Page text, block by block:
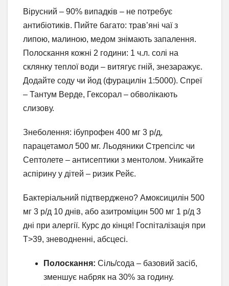
Вірусний – 90% випадків – не потребує
антибіотиків. Пийте багато: трав’яні чаї з
липою, малиною, медом знімають запалення.
Полоскання кожні 2 години: 1 ч.л. солі на
склянку теплої води – витягує гній, знезаражує.
Додайте соду чи йод (фурацилін 1:5000). Спреї
– Тантум Верде, Гексорал – обволікають
слизову.
Знеболення: ібупрофен 400 мг 3 р/д,
парацетамол 500 мг. Льодяники Стрепсілс чи
Септолете – антисептики з ментолом. Уникайте
аспірину у дітей – ризик Рейє.
Бактеріальний підтверджено? Амоксицилін 500
мг 3 р/д 10 днів, або азитроміцин 500 мг 1 р/д 3
дні при алергії. Курс до кінця! Госпіталізація при
T>39, зневодненні, абсцесі.
Полоскання: Сіль/сода – базовий засіб,
зменшує набряк на 30% за годину.